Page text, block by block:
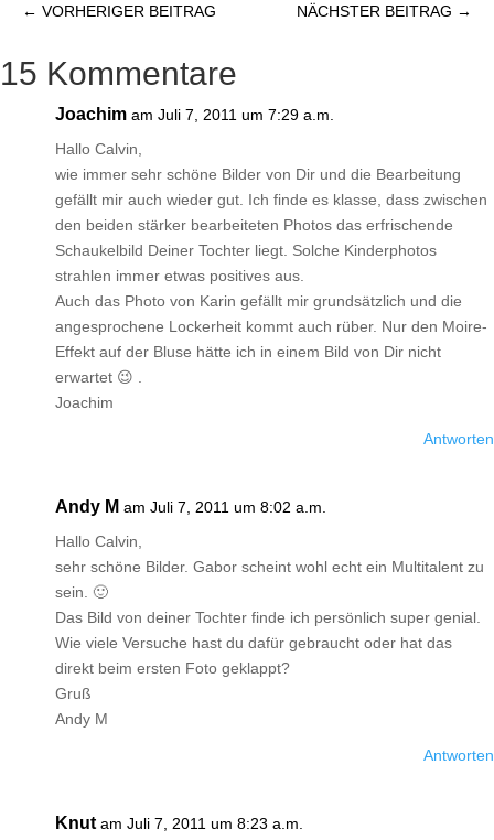
← VORHERIGER BEITRAG NÄCHSTER BEITRAG →
15 Kommentare
Joachim am Juli 7, 2011 um 7:29 a.m.
Hallo Calvin,
wie immer sehr schöne Bilder von Dir und die Bearbeitung
gefällt mir auch wieder gut. Ich finde es klasse, dass zwischen
den beiden stärker bearbeiteten Photos das erfrischende
Schaukelbild Deiner Tochter liegt. Solche Kinderphotos
strahlen immer etwas positives aus.
Auch das Photo von Karin gefällt mir grundsätzlich und die
angesprochene Lockerheit kommt auch rüber. Nur den Moire-
Effekt auf der Bluse hätte ich in einem Bild von Dir nicht
erwartet 😉 .
Joachim
Antworten
Andy M am Juli 7, 2011 um 8:02 a.m.
Hallo Calvin,
sehr schöne Bilder. Gabor scheint wohl echt ein Multitalent zu
sein. 🙂
Das Bild von deiner Tochter finde ich persönlich super genial.
Wie viele Versuche hast du dafür gebraucht oder hat das
direkt beim ersten Foto geklappt?
Gruß
Andy M
Antworten
Knut am Juli 7, 2011 um 8:23 a.m.